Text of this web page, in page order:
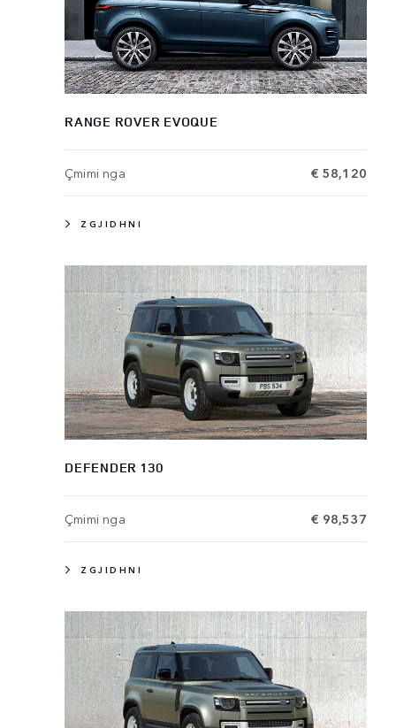
RANGE ROVER EVOQUE
Çmimi nga € 58,120
ZGJIDHNI
DEFENDER 130
Çmimi nga € 98,537
ZGJIDHNI